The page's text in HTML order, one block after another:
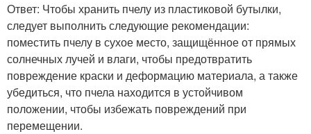
Ответ: Чтобы хранить пчелу из пластиковой бутылки,
следует выполнить следующие рекомендации:
поместить пчелу в сухое место, защищённое от прямых
солнечных лучей и влаги, чтобы предотвратить
повреждение краски и деформацию материала, а также
убедиться, что пчела находится в устойчивом
положении, чтобы избежать повреждений при
перемещении.